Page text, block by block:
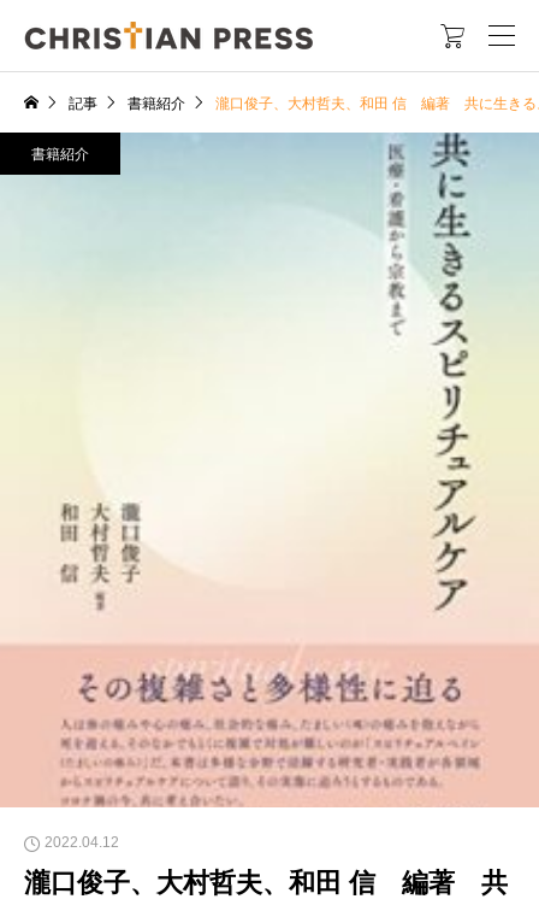

記事 書籍紹介 瀧口俊子、大村哲夫、和田 信 編著 共に生きる
書籍紹介
2022.04.12
瀧口俊子、大村哲夫、和田 信 編著 共